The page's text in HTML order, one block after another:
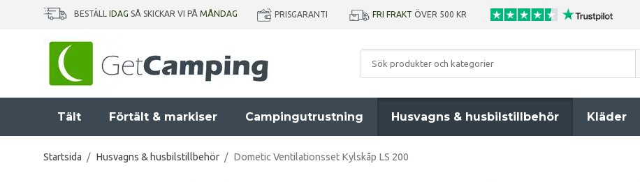
BESTÄLL IDAG SÅ SKICKAR VI PÅ MÅNDAG PRISGARANTI FRI FRAKT ÖVER 500 KR
Tält Förtält & markiser Campingutrustning Husvagns & husbilstillbehör Kläder
Startsida / Husvagns & husbilstillbehör / Dometic Ventilationsset Kylskåp LS 200